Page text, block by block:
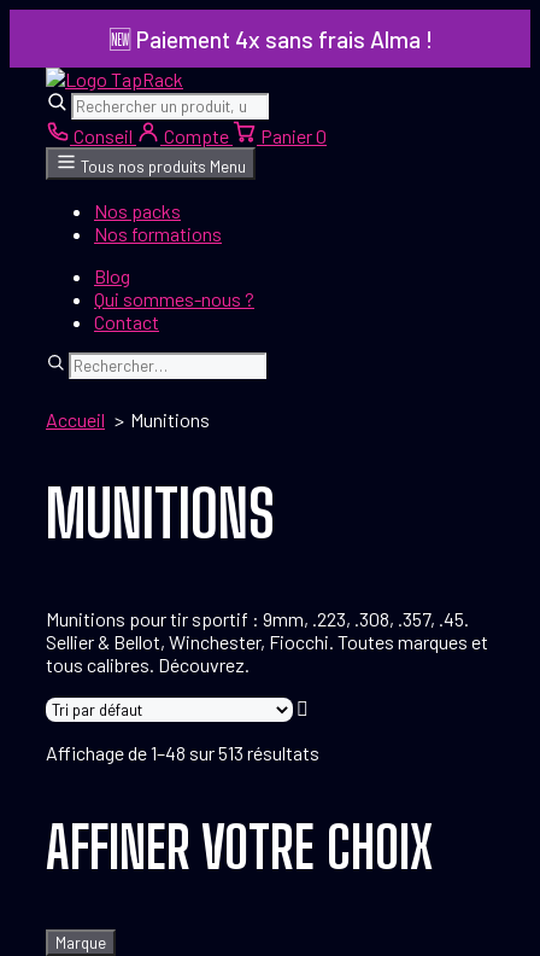
contenu
🆕 Paiement 4x sans frais Alma !
Rechercher Rechercher
Conseil Compte Panier0
Tous nos produits Menu
Nos packs
Nos formations
Blog
Qui sommes-nous ?
Contact
Rechercher
Accueil Munitions
MUNITIONS
Munitions pour tir sportif : 9mm, .223, .308, .357, .45.
Sellier & Bellot, Winchester, Fiocchi. Toutes marques et
tous calibres. Découvrez.
Affichage de 1–48 sur 513 résultats
AFFINER VOTRE CHOIX
Marque